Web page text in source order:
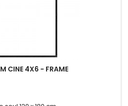
CINE 4X6 - FRAME